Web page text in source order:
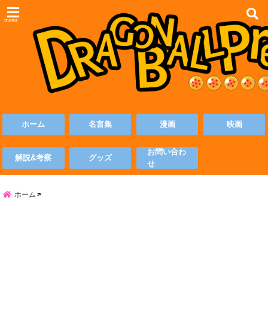
menu
ホーム 名言集 漫画 映画
解説&考察 グッズ
お問い合わ
せ
ホーム